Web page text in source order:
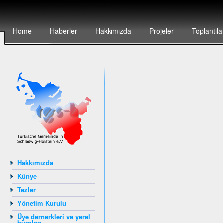
Home Haberler Hakkımızda Projeler
Hakkımızda
Künye
Tezler
Yönetim Kurulu
Üye dernerkleri ve yerel